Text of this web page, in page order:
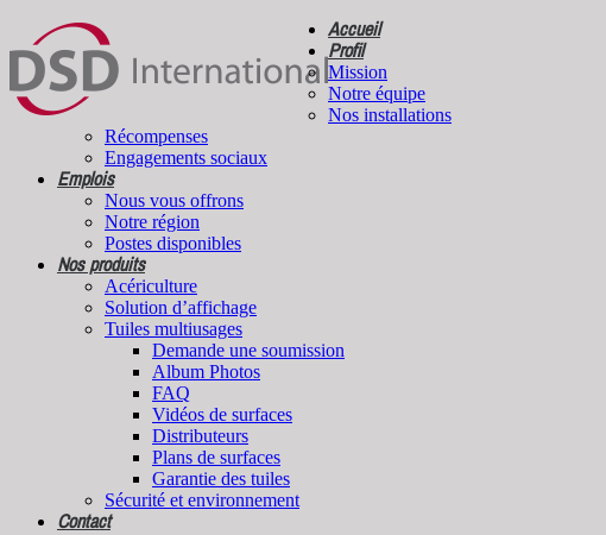
Accueil
Profil
Mission
Notre équipe
Nos installations
Récompenses
Engagements sociaux
Emplois
Nous vous offrons
Notre région
Postes disponibles
Nos produits
Acériculture
Solution d’affichage
Tuiles multiusages
Demande une soumission
Album Photos
FAQ
Vidéos de surfaces
Distributeurs
Plans de surfaces
Garantie des tuiles
Sécurité et environnement
Contact